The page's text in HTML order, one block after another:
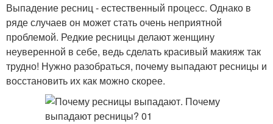
Выпадение ресниц - естественный процесс. Однако в
ряде случаев он может стать очень неприятной
проблемой. Редкие ресницы делают женщину
неуверенной в себе, ведь сделать красивый макияж так
трудно! Нужно разобраться, почему выпадают ресницы и
восстановить их как можно скорее.